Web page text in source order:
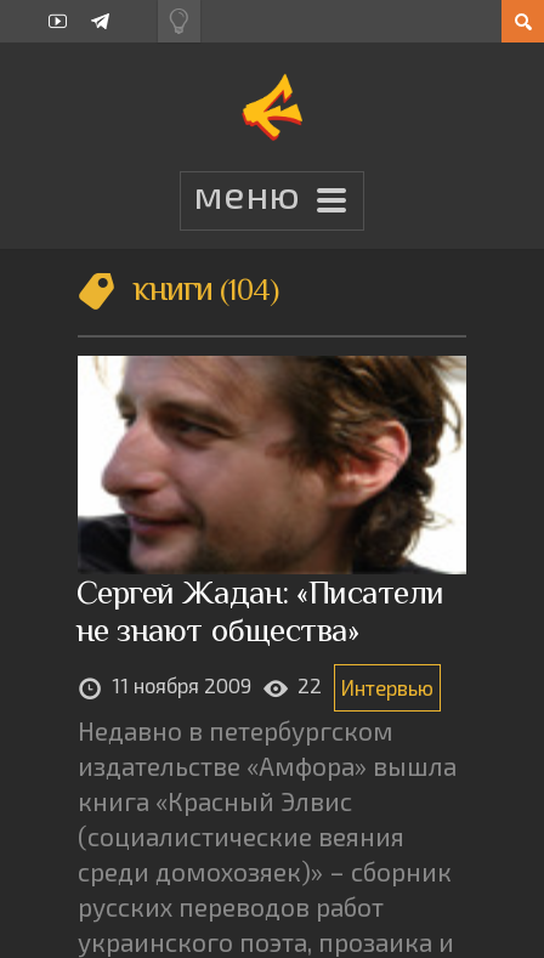
книги 104
Сергей Жадан: «Писатели
не знают общества»
11 ноября 2009 22 Интервью
Недавно в петербургском
издательстве «Амфора» вышла
книга «Красный Элвис
(социалистические веяния
среди домохозяек)» – сборник
русских переводов работ
украинского поэта, прозаика и